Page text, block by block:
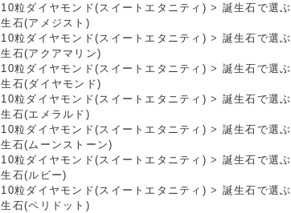
10粒ダイヤモンド(スイートエタニティ) > 誕生石で選ぶ
生石(アメジスト)
10粒ダイヤモンド(スイートエタニティ) > 誕生石で選ぶ
生石(アクアマリン)
10粒ダイヤモンド(スイートエタニティ) > 誕生石で選ぶ
生石(ダイヤモンド)
10粒ダイヤモンド(スイートエタニティ) > 誕生石で選ぶ
生石(エメラルド)
10粒ダイヤモンド(スイートエタニティ) > 誕生石で選ぶ
生石(ムーンストーン)
10粒ダイヤモンド(スイートエタニティ) > 誕生石で選ぶ
生石(ルビー)
10粒ダイヤモンド(スイートエタニティ) > 誕生石で選ぶ
生石(ペリドット)